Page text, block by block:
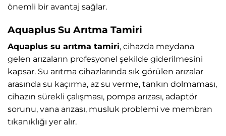
önemli bir avantaj sağlar.
Aquaplus Su Arıtma Tamiri
Aquaplus su arıtma tamiri, cihazda meydana
gelen arızaların profesyonel şekilde giderilmesini
kapsar. Su arıtma cihazlarında sık görülen arızalar
arasında su kaçırma, az su verme, tankın dolmaması,
cihazın sürekli çalışması, pompa arızası, adaptör
sorunu, vana arızası, musluk problemi ve membran
tıkanıklığı yer alır.